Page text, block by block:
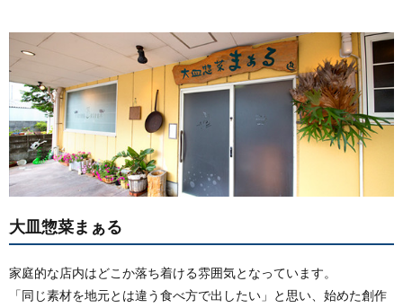
大皿惣菜まぁる
家庭的な店内はどこか落ち着ける雰囲気となっています。
「同じ素材を地元とは違う食べ方で出したい」と思い、始めた創作